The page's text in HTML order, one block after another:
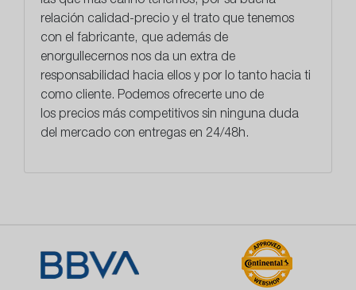
relación calidad-precio y el trato que tenemos
con el fabricante, que además de
enorgullecernos nos da un extra de
responsabilidad hacia ellos y por lo tanto hacia ti
como cliente. Podemos ofrecerte uno de
los precios más competitivos sin ninguna duda
del mercado con entregas en 24/48h.